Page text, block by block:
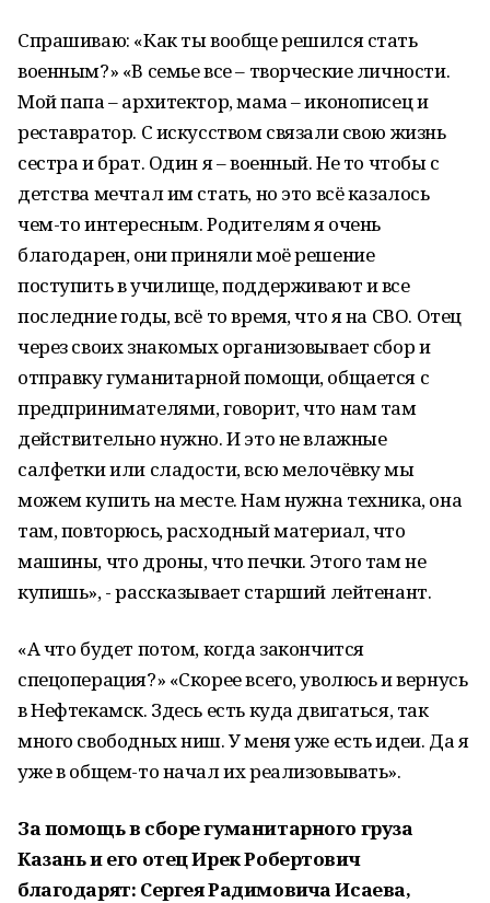
Спрашиваю: «Как ты вообще решился стать
военным?» «В семье все – творческие личности.
Мой папа – архитектор, мама – иконописец и
реставратор. С искусством связали свою жизнь
сестра и брат. Один я – военный. Не то чтобы с
детства мечтал им стать, но это всё казалось
чем-то интересным. Родителям я очень
благодарен, они приняли моё решение
поступить в училище, поддерживают и все
последние годы, всё то время, что я на СВО. Отец
через своих знакомых организовывает сбор и
отправку гуманитарной помощи, общается с
предпринимателями, говорит, что нам там
действительно нужно. И это не влажные
салфетки или сладости, всю мелочёвку мы
можем купить на месте. Нам нужна техника, она
там, повторюсь, расходный материал, что
машины, что дроны, что печки. Этого там не
купишь», - рассказывает старший лейтенант.
«А что будет потом, когда закончится
спецоперация?» «Скорее всего, уволюсь и вернусь
в Нефтекамск. Здесь есть куда двигаться, так
много свободных ниш. У меня уже есть идеи. Да я
уже в общем-то начал их реализовывать».
За помощь в сборе гуманитарного груза
Казань и его отец Ирек Робертович
благодарят: Сергея Радимовича Исаева,